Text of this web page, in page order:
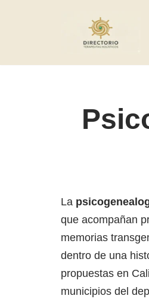
La
que acompañan
memorias
dentro de una
propuestas en
municipios del